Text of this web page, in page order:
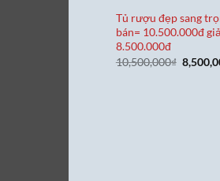
Tủ rượu đẹp sang
bán= 10.500.000đ
8.500.000đ
10,500,000₫ Giá
gốc